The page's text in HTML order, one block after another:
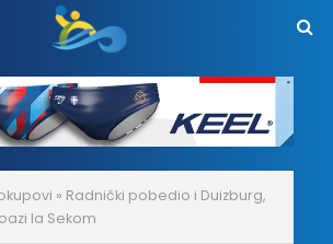
» Radnički pobedio i Duizburg,
la Sekom